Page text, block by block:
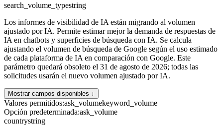
search_volume_typestring
Los informes de visibilidad de IA están migrando al volumen
ajustado por IA. Permite estimar mejor la demanda de respuestas de
IA en chatbots y superficies de búsqueda con IA. Se calcula
ajustando el volumen de búsqueda de Google según el uso estimado
de cada plataforma de IA en comparación con Google. Este
parámetro quedará obsoleto el 31 de agosto de 2026; todas las
solicitudes usarán el nuevo volumen ajustado por IA.
Mostrar campos disponibles ↓
Valores permitidos:ask_volumekeyword_volume
Opción predeterminada:ask_volume
countrystring